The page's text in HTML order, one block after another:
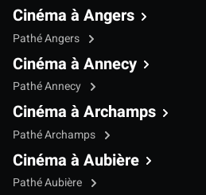
Cinéma à Angers
Pathé Angers
Cinéma à Annecy
Pathé Annecy
Cinéma à Archamps
Pathé Archamps
Cinéma à Aubière
Pathé Aubière